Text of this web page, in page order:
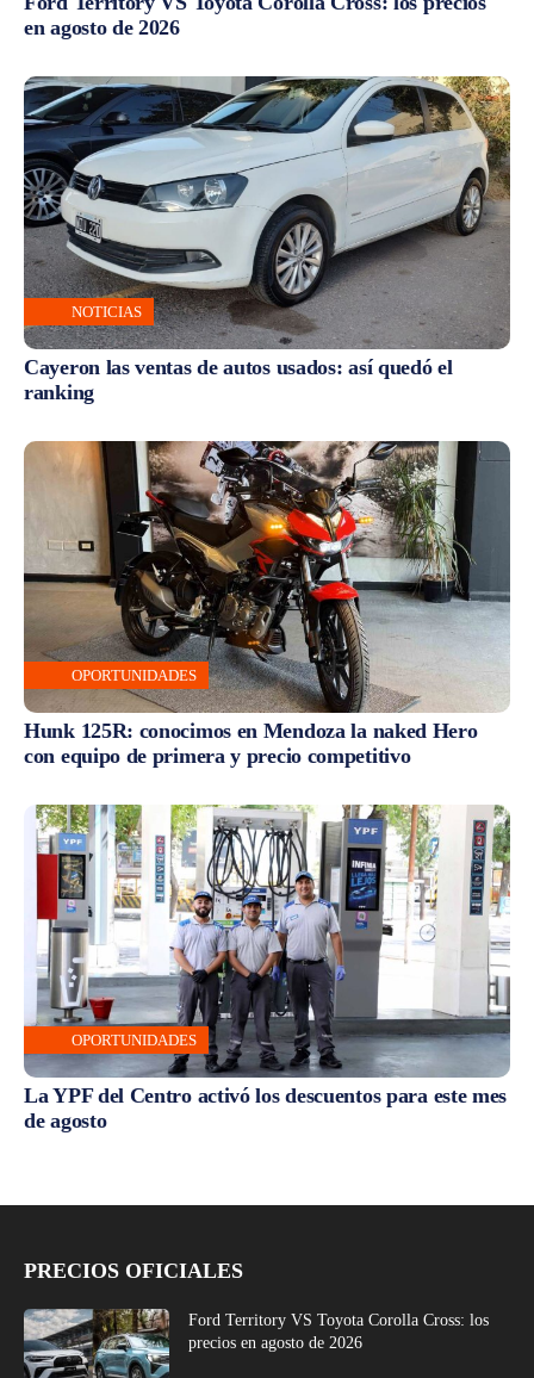
en agosto de 2026
NOTICIAS
Cayeron las ventas de autos usados: así quedó el
ranking
OPORTUNIDADES
Hunk 125R: conocimos en Mendoza la naked Hero
con equipo de primera y precio competitivo
OPORTUNIDADES
La YPF del Centro activó los descuentos para este mes
de agosto
PRECIOS OFICIALES
Ford Territory VS Toyota Corolla Cross: los
precios en agosto de 2026